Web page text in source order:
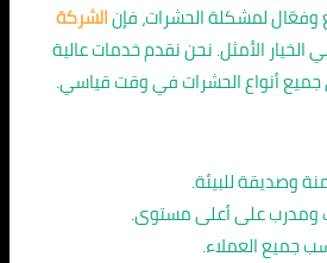
لمشكلة الحشرات، فإنالشركة
الخيار الأمثل. نحن نقدم خدمات عالية
أنواع الحشرات في وقت قياسي.
وصديقة للبيئة.
على أعلى مستوى.
جميع العملاء.